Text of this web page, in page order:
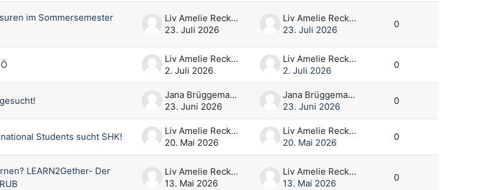
im Sommersemester
Liv Amelie Reckeweg
23. Juli 2026
Liv Amelie Reckeweg
23. Juli 2026
0
Liv Amelie Reckeweg
2. Juli 2026
Liv Amelie Reckeweg
2. Juli 2026
0
Jana Brüggemann
23. Juni 2026
Jana Brüggemann
23. Juni 2026
0
Students sucht SHK!
Liv Amelie Reckeweg
20. Mai 2026
Liv Amelie Reckeweg
20. Mai 2026
0
LEARN2Gether- Der
Liv Amelie Reckeweg
13. Mai 2026
Liv Amelie Reckeweg
13. Mai 2026
0